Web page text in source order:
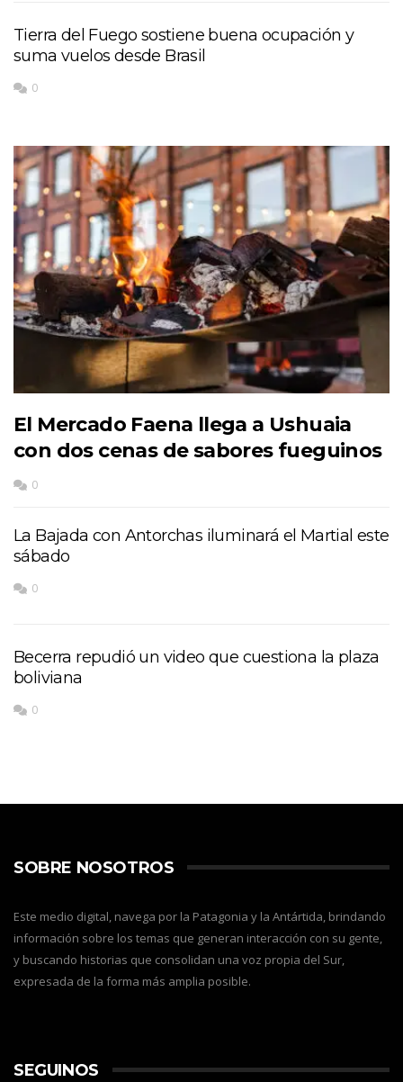
Tierra del Fuego sostiene buena ocupación y
suma vuelos desde Brasil
0
El Mercado Faena llega a Ushuaia
con dos cenas de sabores fueguinos
0
La Bajada con Antorchas iluminará el Martial este
sábado
0
Becerra repudió un video que cuestiona la plaza
boliviana
0
SOBRE NOSOTROS
Este medio digital, navega por la Patagonia y la Antártida, brindando
información sobre los temas que generan interacción con su gente,
y buscando historias que consolidan una voz propia del Sur,
expresada de la forma más amplia posible.
SEGUINOS